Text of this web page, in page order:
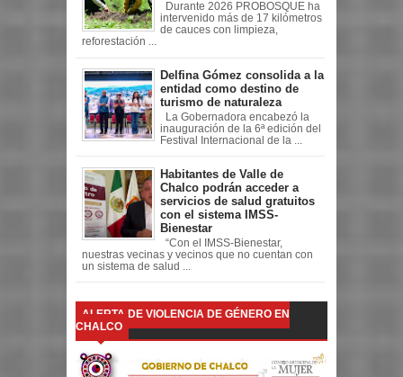
Durante 2026 PROBOSQUE ha
intervenido más de 17 kilómetros
de cauces con limpieza,
reforestación ...
Delfina Gómez consolida a la
entidad como destino de
turismo de naturaleza
La Gobernadora encabezó la
inauguración de la 6ª edición del
Festival Internacional de la ...
Habitantes de Valle de
Chalco podrán acceder a
servicios de salud gratuitos
con el sistema IMSS-
Bienestar
“Con el IMSS-Bienestar,
nuestras vecinas y vecinos que no cuentan con
un sistema de salud ...
ALERTA DE VIOLENCIA DE GÉNERO EN
CHALCO